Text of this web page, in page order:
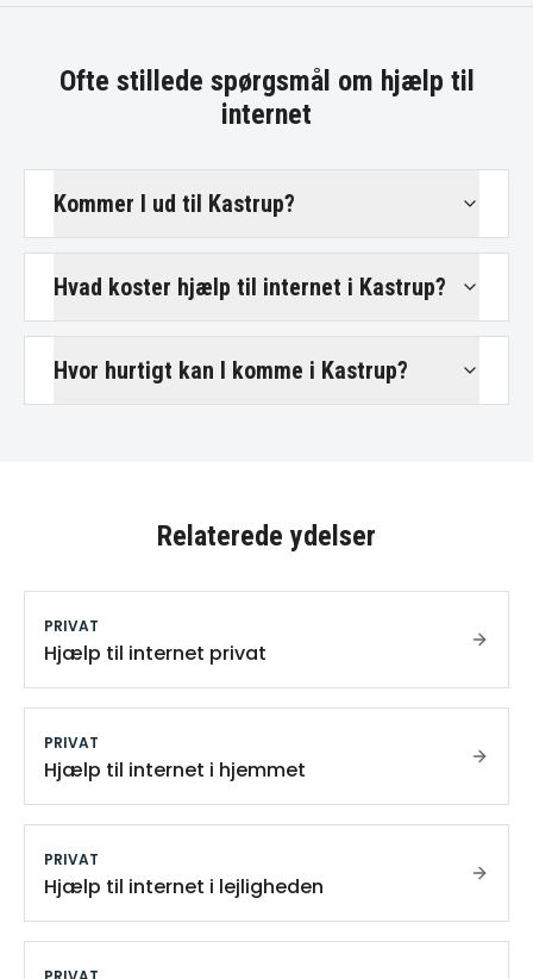
Ofte stillede spørgsmål om hjælp til
internet
Kommer I ud til Kastrup?
Hvad koster hjælp til internet i Kastrup?
Hvor hurtigt kan I komme i Kastrup?
Relaterede ydelser
PRIVAT
Hjælp til internet privat
PRIVAT
Hjælp til internet i hjemmet
PRIVAT
Hjælp til internet i lejligheden